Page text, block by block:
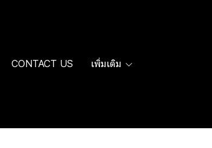
CONTACT US เพิ่มเติม